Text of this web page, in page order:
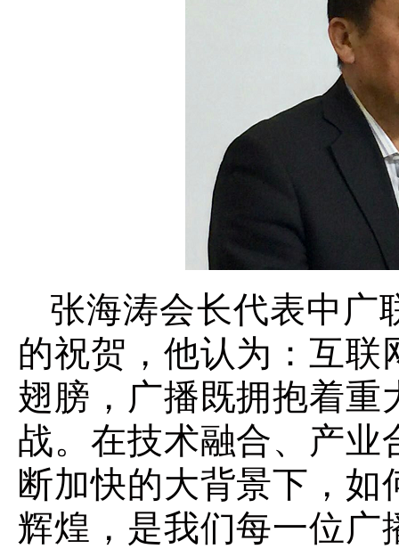
张海涛会长代表中广
的祝贺，他认为：互联
翅膀，广播既拥抱着
战。在技术融合、产业
断加快的大背景下，
辉煌，是我们每一位广